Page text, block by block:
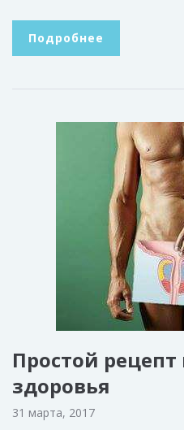
Подробнее
Простой
здоровья
31 марта, 2017